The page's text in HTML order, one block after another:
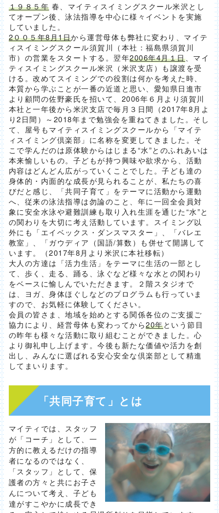
１９８５年 春、マイティスイミングスクール米沢とし
てオープン後、泳法指導を中心に様々イベントを実施
していました。
2００５年8月1日から運営母体も弊社に変わり、マイテ
ィスイミングスクール須賀川（本社：福島県須賀川
市）の営業をスタートする。翌年2006年4月１日、マイ
ティスイミングスクール米沢（米沢支店）も譲渡を受
ける。改めてスイミングでの役割は何かを考えた時、
本質から学ぶことが一番の近道と思い、愛知県日進市
より顧問の佐野豪氏を招いて、2006年６月より須賀川
本社と一年後から米沢支店で毎月３日間（2017年8月よ
り2日間）～2018年まで勉強会を重ねてきました。そし
て、屋号もマイティスイミングスクールから「マイテ
ィスイミング倶楽部」に名称を変更してきました。そ
こで学んだのは原体験からはじまる“水”とのふれあいは
本来愉しいもの。子どもが持つ興味や欲求から、活動
内容はどんどん広がっていくことでした。子ども達の
身体的・内面的な成長が見られることが、私たちの喜
びだと感じ、「共同子育て」をテーマに活動から運動
へ、従来の泳法指導は勿論のこと、年に一回全会員対
象に安全水泳や避難訓練も取り入れ生涯を通じた“水”と
の関わりを大切に考え活動しています。スイミング以
外にも「エイベックス・ダンスマスター」、「バレエ
教室」、「ガウディア（国語/算数）も併せて開講して
います。（2017年8月より米沢に本社移転）
大人の方達は「活力生活」をテーマに生活の一部とし
て、歩く、走る、踊る、泳ぐなど様々な水との関わり
をベースに愉しんでいただきます。２階スタジオで
は、ヨガ、身体ほぐしなどのプログラムも行っていま
すので、お気軽に体験してください。
会員の皆さま、地域を始めとする関係各位のご支援ご
協力により、経営母体も変わってから20年という節目
の昨年も様々な活動に取り組むことができました。心
より御礼申し上げます。今後も新たな価値や活力を創
出し、みんなに選ばれる安心安全な倶楽部として精進
してまいります。
「共同子育て」とは
マイティでは、スタッフ
が「コーチ」として、一
方的に教えるだけの指導
者になるのではなく、
「スタッフ」として、保
護者の方々と共にお子さ
んについて考え、子ども
達がすこやかに成長でき